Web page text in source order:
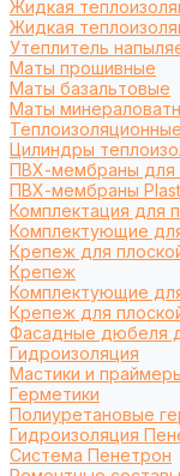
Жидкая
Жидкая
Утеплитель
Маты прошивные
Маты базальтовые
Маты
Цилиндры
ПВХ-мембраны для
ПВХ-мембраны
Комплектация для
Комплектующие
Крепеж для
Крепеж
Комплектующие
Крепеж для
Фасадные дюбеля
Гидроизоляция
Мастики и
Герметики
Полиуретановые
Гидроизоляция
Система Пенетрон